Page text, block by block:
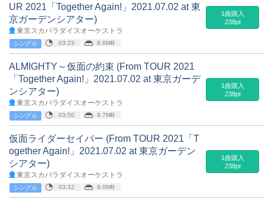
UR 2021「Together Again!」2021.07.02 at 東
京ガーデンシアター)
東京スカパラダイスオーケストラ
シングル 03:23 8.6MB
1曲購入
238pt
ALMIGHTY～仮面の約束 (From TOUR 2021
「Together Again!」2021.07.02 at 東京ガーデ
ンシアター)
東京スカパラダイスオーケストラ
シングル 03:50 9.7MB
1曲購入
238pt
仮面ライダーセイバー (From TOUR 2021「T
ogether Again!」2021.07.02 at 東京ガーデン
シアター)
東京スカパラダイスオーケストラ
シングル 03:32 9.0MB
1曲購入
238pt